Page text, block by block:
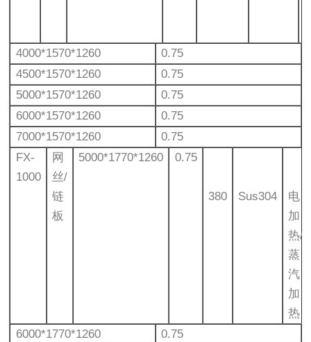
4000*1570*1260
0.75
4500*1570*1260
0.75
5000*1570*1260
0.75
6000*1570*1260
0.75
7000*1570*1260
0.75
FX-
1000
网
丝/
链
板
5000*1770*1260 0.75
380 Sus304
电
加
热/
蒸
汽
加
热
6000*1770*1260
0.75